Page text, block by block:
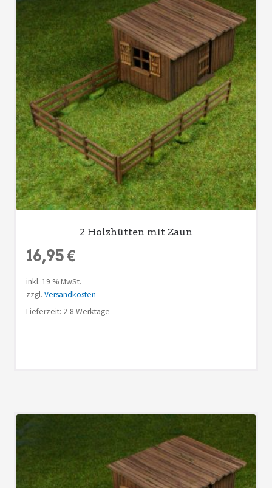
2 Holzhütten mit Zaun
16,95€
inkl. 19 % MwSt.
zzgl. Versandkosten
Lieferzeit: 2-8 Werktage